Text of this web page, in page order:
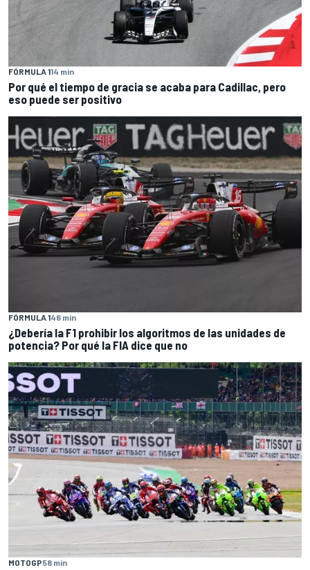
FÓRMULA 114 min
Por qué el tiempo de gracia se acaba para Cadillac, pero
eso puede ser positivo
FÓRMULA 146 min
¿Debería la F1 prohibir los algoritmos de las unidades de
potencia? Por qué la FIA dice que no
MOTOGP58 min